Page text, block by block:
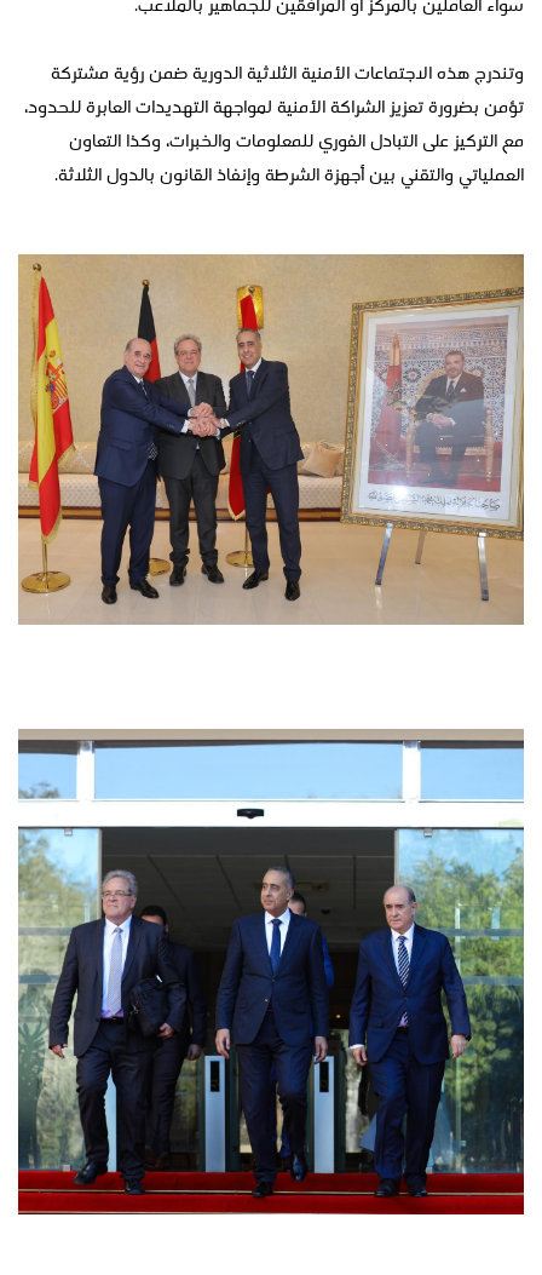
سواء العاملين بالمركز أو المرافقين للجماهير بالملاعب.
وتندرج هذه الاجتماعات الأمنية الثلاثية الدورية ضمن رؤية مشتركة
تؤمن بضرورة تعزيز الشراكة الأمنية لمواجهة التهديدات العابرة للحدود،
مع التركيز على التبادل الفوري للمعلومات والخبرات، وكذا التعاون
العملياتي والتقني بين أجهزة الشرطة وإنفاذ القانون بالدول الثلاثة.